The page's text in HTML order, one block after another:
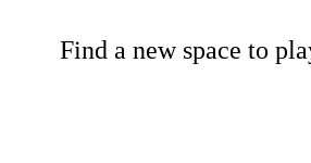
Find a new space to